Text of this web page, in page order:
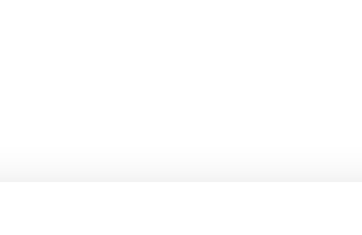
Hierbij schuiven de
Voor